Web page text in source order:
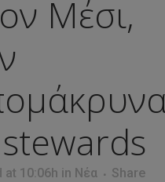
Μέσι,
stewards
at 10:06h in Νέα Share